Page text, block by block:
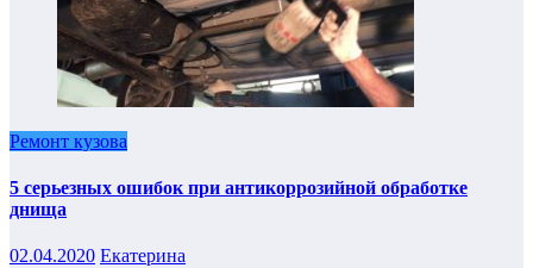
Ремонт кузова
5 серьезных ошибок при антикоррозийной обработке
днища
02.04.2020 Екатерина